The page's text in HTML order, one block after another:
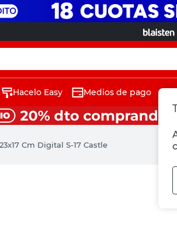
Hacelo Easy Medios de pago
Cm Digital S-17 Castle